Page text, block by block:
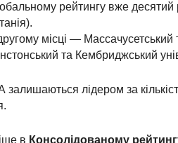
рейтингу вже десятий
місці — Массачусетський
та Кембриджський
лідером за
в Консолідованому